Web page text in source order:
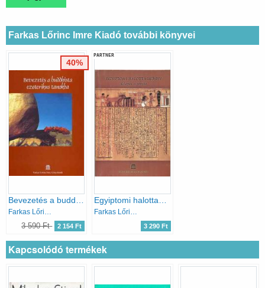
Farkas Lőrinc Imre Kiadó további könyvei
3 590 Ft 2 154 Ft
40%
PARTNER
3 290 Ft
Kapcsolódó termékek